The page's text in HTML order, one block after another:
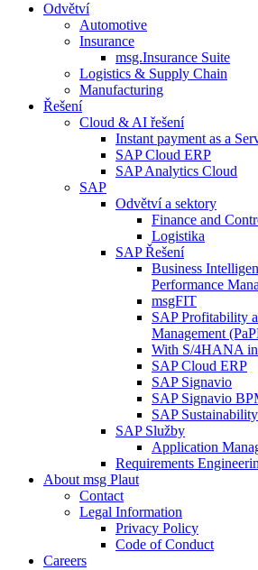
Odvětví
Automotive
Insurance
msg.Insurance Suite
Logistics & Supply Chain
Manufacturing
Řešení
Cloud & AI řešení
Instant payment as a
SAP Cloud ERP
SAP Analytics Cloud
SAP
Odvětví a sektory
Finance and
Logistika
SAP Řešení
Business
Performance
msgFIT
SAP Profitability
Management
With S/4HANA
SAP Cloud ERP
SAP Signavio
SAP Signavio
SAP
SAP Služby
Application
Requirements
About msg Plaut
Contact
Legal Information
Privacy Policy
Code of Conduct
Careers